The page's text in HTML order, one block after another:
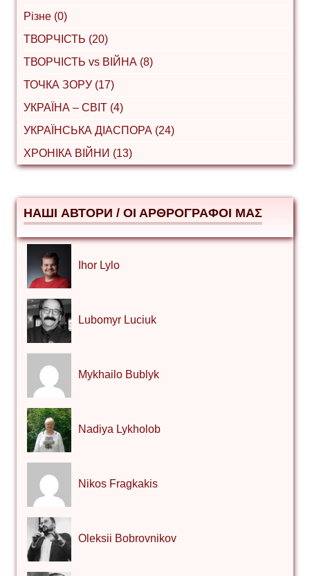
Різне (0)
ТВОРЧІСТЬ (20)
ТВОРЧІСТЬ vs ВІЙНА (8)
ТОЧКА ЗОРУ (17)
УКРАЇНА – СВІТ (4)
УКРАЇНСЬКА ДІАСПОРА (24)
ХРОНІКА ВІЙНИ (13)
НАШІ АВТОРИ / ΟΙ ΑΡΘΡΟΓΡΑΦΟΙ ΜΑΣ
Ihor Lylo
Lubomyr Luciuk
Mykhailo Bublyk
Nadiya Lykholob
Nikos Fragkakis
Oleksii Bobrovnikov